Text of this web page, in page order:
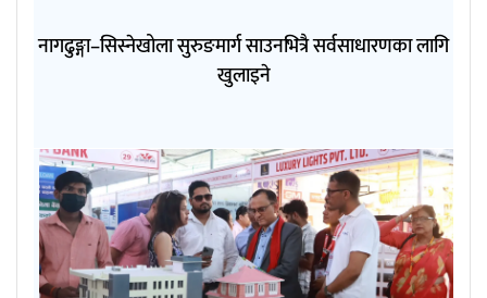
नागढुङ्गा–सिस्नेखोला सुरुङमार्ग साउनभित्रै सर्वसाधारणका लागि
खुलाइने